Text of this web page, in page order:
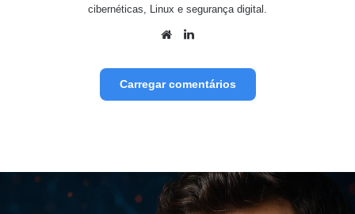
cibernéticas, Linux e segurança digital.
Website
Carregar comentários